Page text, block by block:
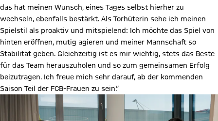
das hat meinen Wunsch, eines Tages selbst hierher zu
wechseln, ebenfalls bestärkt. Als Torhüterin sehe ich meinen
Spielstil als proaktiv und mitspielend: Ich möchte das Spiel von
hinten eröffnen, mutig agieren und meiner Mannschaft so
Stabilität geben. Gleichzeitig ist es mir wichtig, stets das Beste
für das Team herauszuholen und so zum gemeinsamen Erfolg
beizutragen. Ich freue mich sehr darauf, ab der kommenden
Saison Teil der FCB-Frauen zu sein.“